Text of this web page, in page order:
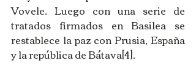
Vovele. Luego con una serie de
tratados firmados en Basilea se
restablece la paz con Prusia, España
y la república de Bátava[4].